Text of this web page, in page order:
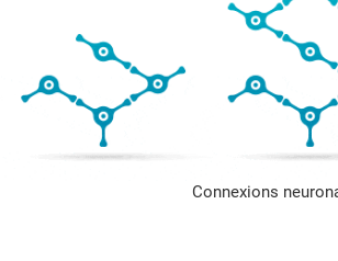
Connexions